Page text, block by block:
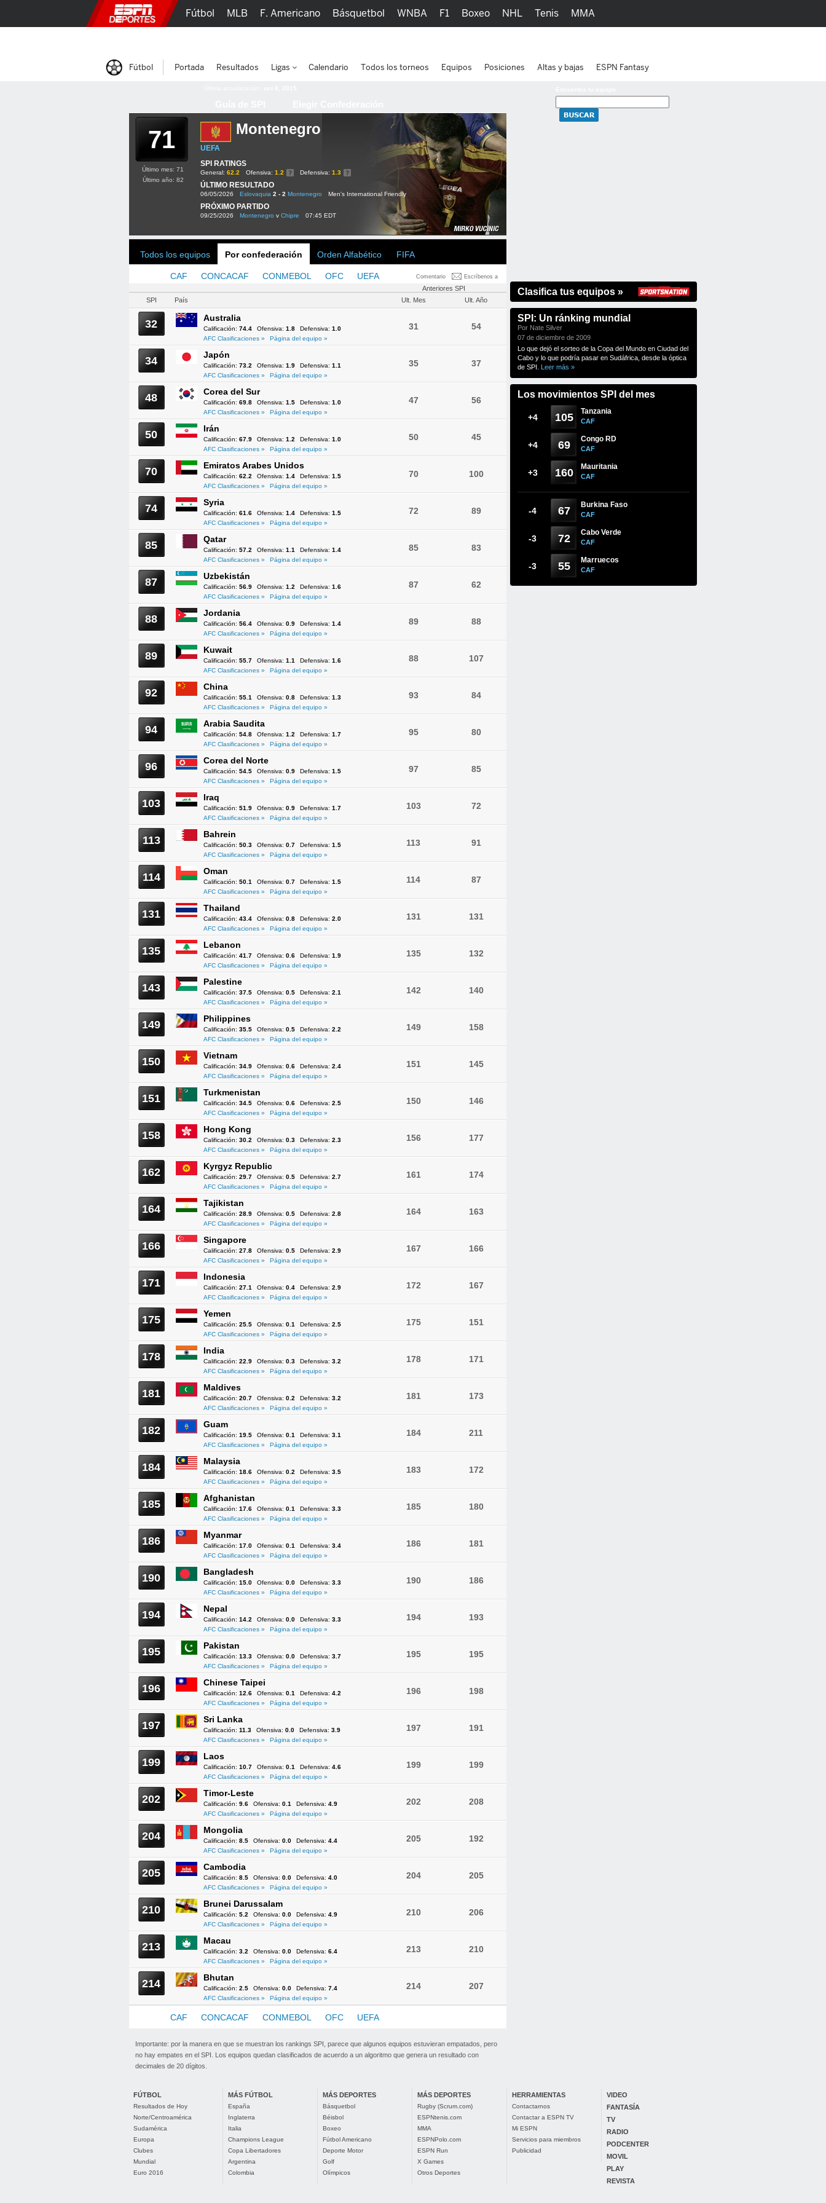
71 Montenegro
UEFA
SPI RATINGS
General: 62.2 Ofensiva: 1.2 Defensiva: 1.3
ÚLTIMO RESULTADO
06/05/2026 Eslovaquia 2 - 2 Montenegro Men's International Friendly
PRÓXIMO PARTIDO
09/25/2026 Montenegro v Chipre 07:45 EDT
Último mes: 71
Último año: 82
Todos los equipos Por confederación Orden Alfabético FIFA
Comentario Escríbenos a
CAF CONCACAF CONMEBOL OFC UEFA
Anteriores SPI
SPI
País Ult. Mes Ult. Año
32 Australia
Calificación: 74.4 Ofensiva: 1.8 Defensiva: 1.0
AFC Clasificaciones »
Página del equipo »
31 54
34 Japón
Calificación: 73.2 Ofensiva: 1.9 Defensiva: 1.1
AFC Clasificaciones »
Página del equipo »
35 37
48 Corea del Sur
Calificación: 69.8 Ofensiva: 1.5 Defensiva: 1.0
AFC Clasificaciones »
Página del equipo »
47 56
50 Irán
Calificación: 67.9 Ofensiva: 1.2 Defensiva: 1.0
AFC Clasificaciones »
Página del equipo »
50 45
70 Emiratos Arabes Unidos
Calificación: 62.2 Ofensiva: 1.4 Defensiva: 1.5
AFC Clasificaciones »
Página del equipo »
70 100
74 Syria
Calificación: 61.6 Ofensiva: 1.4 Defensiva: 1.5
AFC Clasificaciones »
Página del equipo »
72 89
85 Qatar
Calificación: 57.2 Ofensiva: 1.1 Defensiva: 1.4
AFC Clasificaciones »
Página del equipo »
85 83
87 Uzbekistán
Calificación: 56.9 Ofensiva: 1.2 Defensiva: 1.6
AFC Clasificaciones »
Página del equipo »
87 62
88 Jordania
Calificación: 56.4 Ofensiva: 0.9 Defensiva: 1.4
AFC Clasificaciones »
Página del equipo »
89 88
89 Kuwait
Calificación: 55.7 Ofensiva: 1.1 Defensiva: 1.6
AFC Clasificaciones »
Página del equipo »
88 107
92 China
Calificación: 55.1 Ofensiva: 0.8 Defensiva: 1.3
AFC Clasificaciones »
Página del equipo »
93 84
94 Arabia Saudita
Calificación: 54.8 Ofensiva: 1.2 Defensiva: 1.7
AFC Clasificaciones »
Página del equipo »
95 80
96 Corea del Norte
Calificación: 54.5 Ofensiva: 0.9 Defensiva: 1.5
AFC Clasificaciones »
Página del equipo »
97 85
103 Iraq
Calificación: 51.9 Ofensiva: 0.9 Defensiva: 1.7
AFC Clasificaciones »
Página del equipo »
103 72
113 Bahrein
Calificación: 50.3 Ofensiva: 0.7 Defensiva: 1.5
AFC Clasificaciones »
Página del equipo »
113 91
114 Oman
Calificación: 50.1 Ofensiva: 0.7 Defensiva: 1.5
AFC Clasificaciones »
Página del equipo »
114 87
131 Thailand
Calificación: 43.4 Ofensiva: 0.8 Defensiva: 2.0
AFC Clasificaciones »
Página del equipo »
131 131
135 Lebanon
Calificación: 41.7 Ofensiva: 0.6 Defensiva: 1.9
AFC Clasificaciones »
Página del equipo »
135 132
143 Palestine
Calificación: 37.5 Ofensiva: 0.5 Defensiva: 2.1
AFC Clasificaciones »
Página del equipo »
142 140
149 Philippines
Calificación: 35.5 Ofensiva: 0.5 Defensiva: 2.2
AFC Clasificaciones »
Página del equipo »
149 158
150 Vietnam
Calificación: 34.9 Ofensiva: 0.6 Defensiva: 2.4
AFC Clasificaciones »
Página del equipo »
151 145
151 Turkmenistan
Calificación: 34.5 Ofensiva: 0.6 Defensiva: 2.5
AFC Clasificaciones »
Página del equipo »
150 146
158 Hong Kong
Calificación: 30.2 Ofensiva: 0.3 Defensiva: 2.3
AFC Clasificaciones »
Página del equipo »
156 177
162 Kyrgyz Republic
Calificación: 29.7 Ofensiva: 0.5 Defensiva: 2.7
AFC Clasificaciones »
Página del equipo »
161 174
164 Tajikistan
Calificación: 28.9 Ofensiva: 0.5 Defensiva: 2.8
AFC Clasificaciones »
Página del equipo »
164 163
166 Singapore
Calificación: 27.8 Ofensiva: 0.5 Defensiva: 2.9
AFC Clasificaciones »
Página del equipo »
167 166
171 Indonesia
Calificación: 27.1 Ofensiva: 0.4 Defensiva: 2.9
AFC Clasificaciones »
Página del equipo »
172 167
175 Yemen
Calificación: 25.5 Ofensiva: 0.1 Defensiva: 2.5
AFC Clasificaciones »
Página del equipo »
175 151
178 India
Calificación: 22.9 Ofensiva: 0.3 Defensiva: 3.2
AFC Clasificaciones »
Página del equipo »
178 171
181 Maldives
Calificación: 20.7 Ofensiva: 0.2 Defensiva: 3.2
AFC Clasificaciones »
Página del equipo »
181 173
182 Guam
Calificación: 19.5 Ofensiva: 0.1 Defensiva: 3.1
AFC Clasificaciones »
Página del equipo »
184 211
184 Malaysia
Calificación: 18.6 Ofensiva: 0.2 Defensiva: 3.5
AFC Clasificaciones »
Página del equipo »
183 172
185 Afghanistan
Calificación: 17.6 Ofensiva: 0.1 Defensiva: 3.3
AFC Clasificaciones »
Página del equipo »
185 180
186 Myanmar
Calificación: 17.0 Ofensiva: 0.1 Defensiva: 3.4
AFC Clasificaciones »
Página del equipo »
186 181
190 Bangladesh
Calificación: 15.0 Ofensiva: 0.0 Defensiva: 3.3
AFC Clasificaciones »
Página del equipo »
190 186
194 Nepal
Calificación: 14.2 Ofensiva: 0.0 Defensiva: 3.3
AFC Clasificaciones »
Página del equipo »
194 193
195 Pakistan
Calificación: 13.3 Ofensiva: 0.0 Defensiva: 3.7
AFC Clasificaciones »
Página del equipo »
195 195
196 Chinese Taipei
Calificación: 12.6 Ofensiva: 0.1 Defensiva: 4.2
AFC Clasificaciones »
Página del equipo »
196 198
197 Sri Lanka
Calificación: 11.3 Ofensiva: 0.0 Defensiva: 3.9
AFC Clasificaciones »
Página del equipo »
197 191
199 Laos
Calificación: 10.7 Ofensiva: 0.1 Defensiva: 4.6
AFC Clasificaciones »
Página del equipo »
199 199
202 Timor-Leste
Calificación: 9.6 Ofensiva: 0.1 Defensiva: 4.9
AFC Clasificaciones »
Página del equipo »
202 208
204 Mongolia
Calificación: 8.5 Ofensiva: 0.0 Defensiva: 4.4
AFC Clasificaciones »
Página del equipo »
205 192
205 Cambodia
Calificación: 8.5 Ofensiva: 0.0 Defensiva: 4.0
AFC Clasificaciones »
Página del equipo »
204 205
210 Brunei Darussalam
Calificación: 5.2 Ofensiva: 0.0 Defensiva: 4.9
AFC Clasificaciones »
Página del equipo »
210 206
213 Macau
Calificación: 3.2 Ofensiva: 0.0 Defensiva: 6.4
AFC Clasificaciones »
Página del equipo »
213 210
214 Bhutan
Calificación: 2.5 Ofensiva: 0.0 Defensiva: 7.4
AFC Clasificaciones »
Página del equipo »
214 207
CAF CONCACAF CONMEBOL OFC UEFA
Importante: por la manera en que se muestran los rankings SPI, parece que algunos equipos estuvieran empatados, pero
no hay empates en el SPI. Los equipos quedan clasificados de acuerdo a un algoritmo que genera un resultado con
decimales de 20 dígitos.
Clasifica tus equipos »
SPI: Un ránking mundial
Por Nate Silver
07 de diciembre de 2009
Lo que dejó el sorteo de la Copa del Mundo en Ciudad del
Cabo y lo que podría pasar en Sudáfrica, desde la óptica
de SPI. Leer más »
Los movimientos SPI del mes
+4 105 Tanzania
CAF
+4 69 Congo RD
CAF
+3 160 Mauritania
CAF
-4 67 Burkina Faso
CAF
-3 72 Cabo Verde
CAF
-3 55 Marruecos
CAF
FÚTBOL
Resultados de Hoy
Norte/Centroamérica
Sudamérica
Europa
Clubes
Mundial
Euro 2016
MÁS FÚTBOL
España
Inglaterra
Italia
Champions League
Copa Libertadores
Argentina
Colombia
MÁS DEPORTES
Básquetbol
Béisbol
Boxeo
Fútbol Americano
Deporte Motor
Golf
Olímpicos
MÁS DEPORTES
Rugby (Scrum.com)
ESPNtenis.com
MMA
ESPNPolo.com
ESPN Run
X Games
Otros Deportes
HERRAMIENTAS
Contactarnos
Contactar a ESPN TV
Mi ESPN
Servicios para miembros
Publicidad
VIDEO
FANTASÍA
TV
RADIO
PODCENTER
MOVIL
PLAY
REVISTA
Fútbol MLB F. Americano Básquetbol WNBA F1 Boxeo NHL Tenis MMA
Fútbol Portada Resultados Ligas Calendario Todos los torneos Equipos Posiciones Altas y bajas ESPN Fantasy